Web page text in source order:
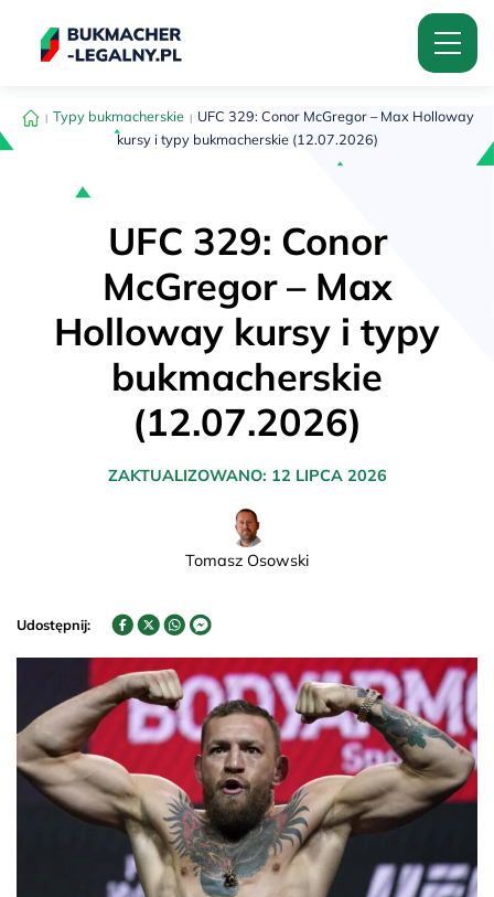
Typy bukmacherskie
UFC 329: Conor McGregor – Max Holloway
kursy i typy bukmacherskie (12.07.2026)
UFC 329: Conor
McGregor – Max
Holloway kursy i typy
bukmacherskie
(12.07.2026)
ZAKTUALIZOWANO: 12 LIPCA 2026
Tomasz Osowski
Udostępnij: